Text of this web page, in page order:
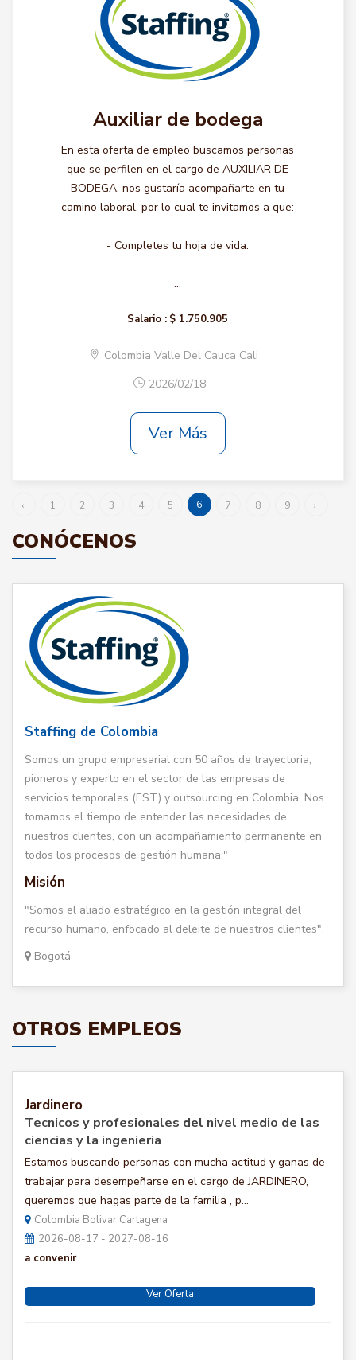
Auxiliar de bodega
En esta oferta de empleo buscamos personas
que se perfilen en el cargo de AUXILIAR DE
BODEGA, nos gustaría acompañarte en tu
camino laboral, por lo cual te invitamos a que:
- Completes tu hoja de vida.
...
Salario : $ 1.750.905
Colombia Valle Del Cauca Cali
2026/02/18
Ver Más
‹ 1 2 3 4 5 6 7 8 9 ›
CONÓCENOS
Staffing de Colombia
Somos un grupo empresarial con 50 años de trayectoria,
pioneros y experto en el sector de las empresas de
servicios temporales (EST) y outsourcing en Colombia. Nos
tomamos el tiempo de entender las necesidades de
nuestros clientes, con un acompañamiento permanente en
todos los procesos de gestión humana."
Misión
"Somos el aliado estratégico en la gestión integral del
recurso humano, enfocado al deleite de nuestros clientes".
Bogotá
OTROS EMPLEOS
Jardinero
Tecnicos y profesionales del nivel medio de las
ciencias y la ingenieria
Estamos buscando personas con mucha actitud y ganas de
trabajar para desempeñarse en el cargo de JARDINERO,
queremos que hagas parte de la familia , p...
Colombia Bolivar Cartagena
2026-08-17 - 2027-08-16
a convenir
Ver Oferta